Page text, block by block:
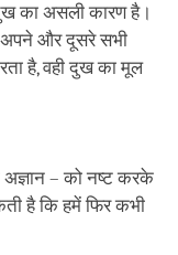
का असली कारण है।
अपने और दूसरे सभी
है, वही दुख का मूल
अज्ञान – को नष्ट करके
है कि हमें फिर कभी